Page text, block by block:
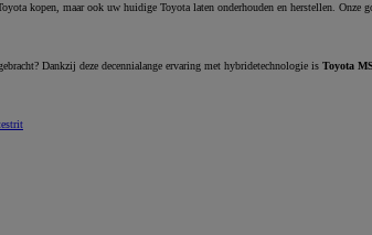
kopen, maar ook uw huidige Toyota laten onderhouden en herstellen. Onze
Dankzij deze decennialange ervaring met hybridetechnologie is Toyota